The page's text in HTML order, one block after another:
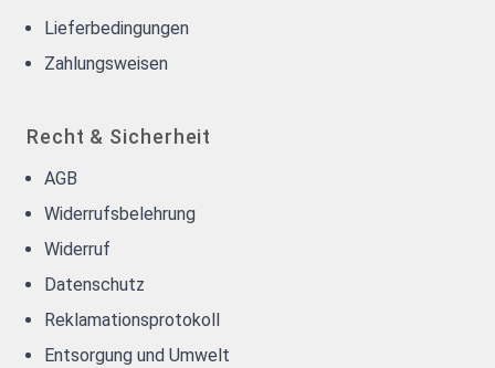
Lieferbedingungen
Zahlungsweisen
Recht & Sicherheit
AGB
Widerrufsbelehrung
Widerruf
Datenschutz
Reklamationsprotokoll
Entsorgung und Umwelt